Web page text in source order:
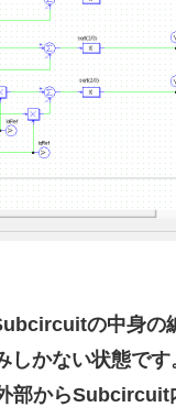
の中身の
かない状態です
からSubcircuit